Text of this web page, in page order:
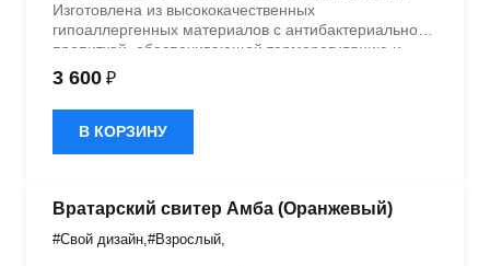
Изготовлена из высококачественных
гипоаллергенных материалов с антибактериальной
пропиткой, обеспечивающей терморегуляцию и
быстрое влагоотведение. Одежда обладает
эластичностью в 5 направлениях и стильным
дизайном.
3 600 ₽
В КОРЗИНУ
Вратарский свитер Амба (Оранжевый)
#Свой дизайн #Взрослый